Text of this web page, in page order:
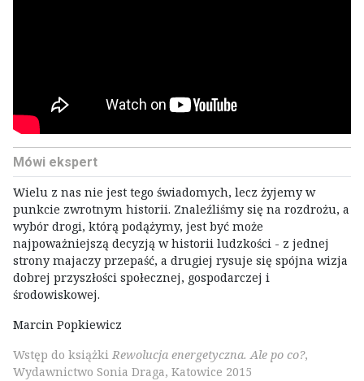
Mówi ekspert
Wielu z nas nie jest tego świadomych, lecz żyjemy w
punkcie zwrotnym historii. Znaleźliśmy się na rozdrożu, a
wybór drogi, którą podążymy, jest być może
najpoważniejszą decyzją w historii ludzkości - z jednej
strony majaczy przepaść, a drugiej rysuje się spójna wizja
dobrej przyszłości społecznej, gospodarczej i
środowiskowej.
Marcin Popkiewicz
Wstęp do książki Rewolucja energetyczna. Ale po co?,
Wydawnictwo Sonia Draga, Katowice 2015